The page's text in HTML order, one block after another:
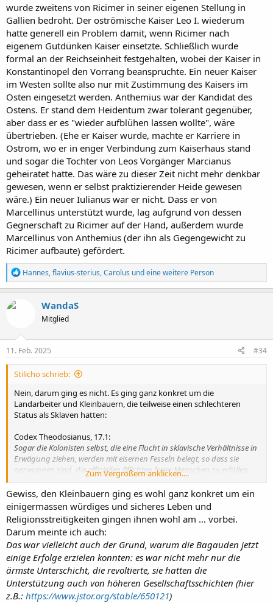
wurde zweitens von Ricimer in seiner eigenen Stellung in
Gallien bedroht. Der oströmische Kaiser Leo I. wiederum
hatte generell ein Problem damit, wenn Ricimer nach
eigenem Gutdünken Kaiser einsetzte. Schließlich wurde
formal an der Reichseinheit festgehalten, wobei der Kaiser in
Konstantinopel den Vorrang beanspruchte. Ein neuer Kaiser
im Westen sollte also nur mit Zustimmung des Kaisers im
Osten eingesetzt werden. Anthemius war der Kandidat des
Ostens. Er stand dem Heidentum zwar tolerant gegenüber,
aber dass er es "wieder aufblühen lassen wollte", wäre
übertrieben. (Ehe er Kaiser wurde, machte er Karriere in
Ostrom, wo er in enger Verbindung zum Kaiserhaus stand
und sogar die Tochter von Leos Vorgänger Marcianus
geheiratet hatte. Das wäre zu dieser Zeit nicht mehr denkbar
gewesen, wenn er selbst praktizierender Heide gewesen
wäre.) Ein neuer Iulianus war er nicht. Dass er von
Marcellinus unterstützt wurde, lag aufgrund von dessen
Gegnerschaft zu Ricimer auf der Hand, außerdem wurde
Marcellinus von Anthemius (der ihn als Gegengewicht zu
Ricimer aufbaute) gefördert.
R
e
a
n
e
:
Hannes,flavius-sterius,Carolus und eine weitere Person
WandaS
Mitglied
11. Feb. 2025 #34
Stilicho schrieb:
Nein, darum ging es nicht. Es ging ganz konkret um die
Landarbeiter und Kleinbauern, die teilweise einen schlechteren
Status als Sklaven hatten:
Codex Theodosianus, 17.1:
Sogar die Kolonisten selbst, die eine Flucht in sklavische Verhältnisse in
Erwägung ziehen, werden mit eisernen Fesseln belegt, so dass sie
gezwungen sind, die offiziellen Pflichten freier Menschen zu erfüllen,
was eine sklavische Verurteilung verdient.
Da spielte Religion oder gar Loslösung von Rom eine
untergeordnete Rolle.
Zum Vergrößern anklicken....
Gewiss, den Kleinbauern ging es wohl ganz konkret um ein
einigermassen würdiges und sicheres Leben und
Religionsstreitigkeiten gingen ihnen wohl am … vorbei.
Darum meinte ich auch:
Das war vielleicht auch der Grund, warum die Bagauden jetzt
einige Erfolge erzielen konnten: es war nicht mehr nur die
ärmste Unterschicht, die revoltierte, sie hatten die
Unterstützung auch von höheren Gesellschaftsschichten (hier
z.B.: https://www.jstor.org/stable/650121)